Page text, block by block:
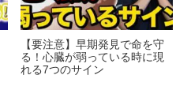
【要注意】早期発見で命を守
る！心臓が弱っている時に現
れる7つのサイン